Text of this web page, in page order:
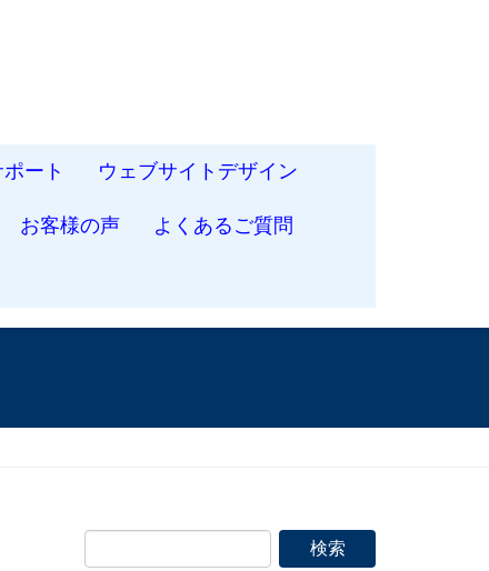
ート ウェブサイトデザイン
お客様の声 よくあるご質問